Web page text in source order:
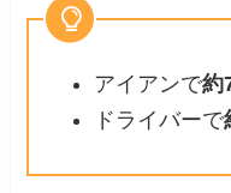
アイアンで約
ドライバーで